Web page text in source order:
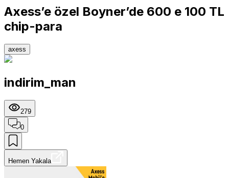
Axess’e özel Boyner’de 600 e 100 TL
chip-para
axess
indirim_man
279
0
Hemen Yakala